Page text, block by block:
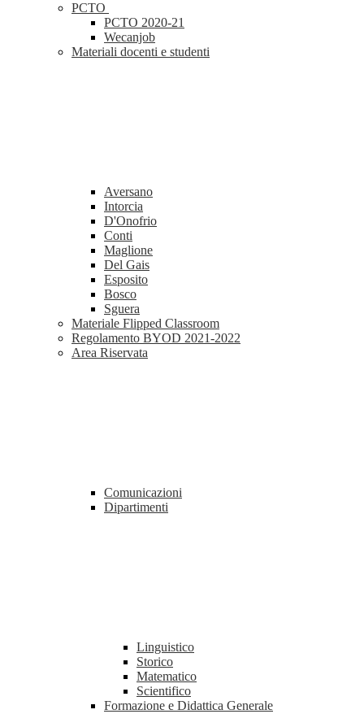
PCTO
PCTO 2020-21
Wecanjob
Materiali docenti e studenti
Aversano
Intorcia
D'Onofrio
Conti
Maglione
Del Gais
Esposito
Bosco
Sguera
Materiale Flipped Classroom
Regolamento BYOD 2021-2022
Area Riservata
Comunicazioni
Dipartimenti
Linguistico
Storico
Matematico
Scientifico
Formazione e Didattica Generale